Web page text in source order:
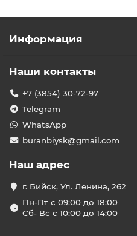
Информация
Наши контакты
+7 (3854) 30-72-97
Telegram
WhatsApp
buranbiysk@gmail.com
Наш адрес
г. Бийск, Ул. Ленина, 262
Пн-Пт с 09:00 до 18:00
Сб- Вс с 10:00 до 14:00